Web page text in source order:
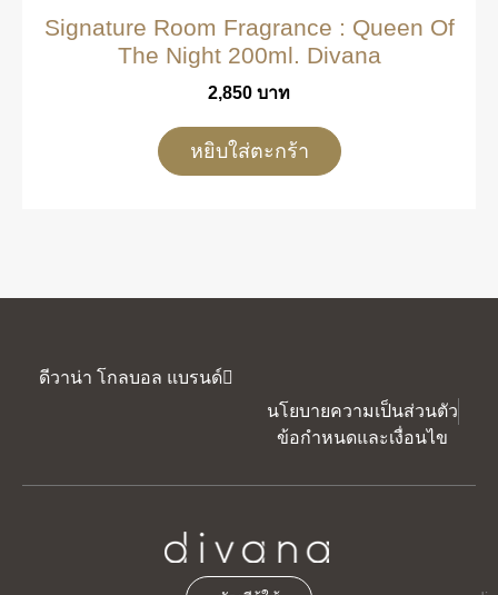
Signature Room Fragrance : Queen Of
The Night 200ml. Divana
2,850 บาท
หยิบใส่ตะกร้า
ดีวาน่า โกลบอล แบรนด์
นโยบายความเป็นส่วนตัว
ข้อกำหนดและเงื่อนไข